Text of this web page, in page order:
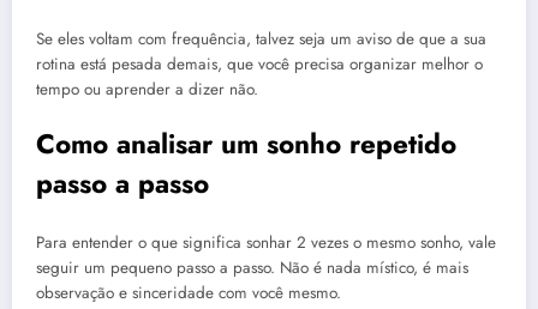
Se eles voltam com frequência, talvez seja um aviso de que a sua
rotina está pesada demais, que você precisa organizar melhor o
tempo ou aprender a dizer não.
Como analisar um sonho repetido
passo a passo
Para entender o que significa sonhar 2 vezes o mesmo sonho, vale
seguir um pequeno passo a passo. Não é nada místico, é mais
observação e sinceridade com você mesmo.